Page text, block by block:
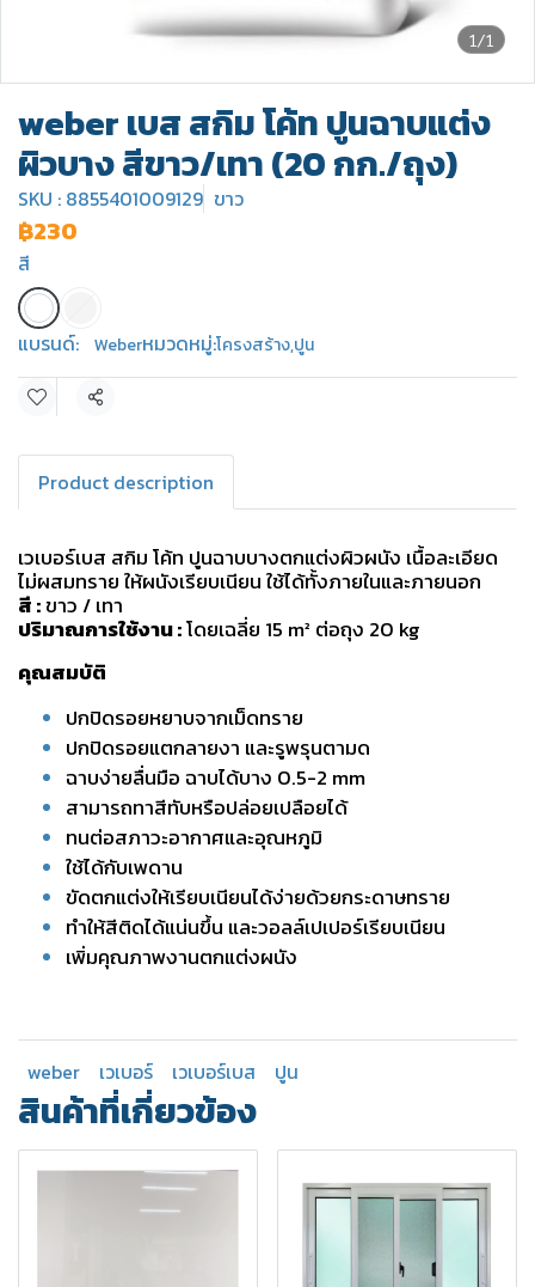
1/1
weber เบส สกิม โค้ท ปูนฉาบแต่ง
ผิวบาง สีขาว/เทา (20 กก./ถุง)
SKU : 8855401009129 ขาว
฿230
สี
แบรนด์: Weberหมวดหมู่:โครงสร้าง,ปูน
แชร์
Product description
เวเบอร์เบส สกิม โค้ท ปูนฉาบบางตกแต่งผิวผนัง เนื้อละเอียด
ไม่ผสมทราย ให้ผนังเรียบเนียน ใช้ได้ทั้งภายในและภายนอก
สี :ขาว / เทา
ปริมาณการใช้งาน :โดยเฉลี่ย 15 m² ต่อถุง 20 kg
คุณสมบัติ
ปกปิดรอยหยาบจากเม็ดทราย
ปกปิดรอยแตกลายงา และรูพรุนตามด
ฉาบง่ายลื่นมือ ฉาบได้บาง 0.5-2 mm
สามารถทาสีทับหรือปล่อยเปลือยได้
ทนต่อสภาวะอากาศและอุณหภูมิ
ใช้ได้กับเพดาน
ขัดตกแต่งให้เรียบเนียนได้ง่ายด้วยกระดาษทราย
ทำให้สีติดได้แน่นขึ้น และวอลล์เปเปอร์เรียบเนียน
เพิ่มคุณภาพงานตกแต่งผนัง
weber เวเบอร์ เวเบอร์เบส ปูน
สินค้าที่เกี่ยวข้อง